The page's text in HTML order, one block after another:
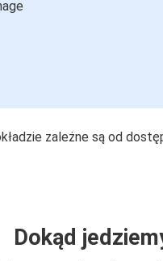
zależne są od
Dokąd